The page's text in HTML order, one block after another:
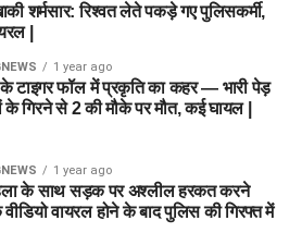
शर्मसार: रिश्वत लेते पकड़े गए पुलिसकर्मी,
|
1 year ago
टाइगर फॉल में प्रकृति का कहर — भारी पेड़
के गिरने से 2 की मौके पर मौत, कई घायल |
1 year ago
के साथ सड़क पर अश्लील हरकत करने
वायरल होने के बाद पुलिस की गिरफ्त में